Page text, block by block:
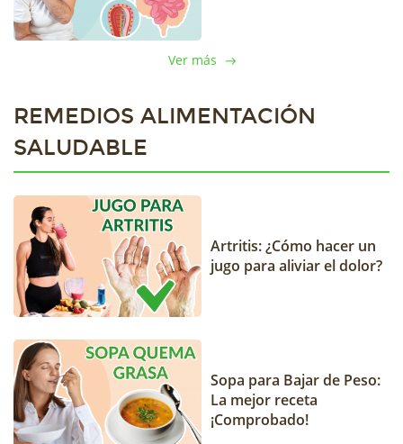
Ver más
REMEDIOS ALIMENTACIÓN
SALUDABLE
Artritis: ¿Cómo hacer un
jugo para aliviar el dolor?
Sopa para Bajar de Peso:
La mejor receta
¡Comprobado!